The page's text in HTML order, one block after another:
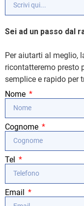
Sei ad un passo dal
Per aiutarti al meglio,
ricontatteremo presto
semplice e rapido per
Nome
Cognome
Tel
Email